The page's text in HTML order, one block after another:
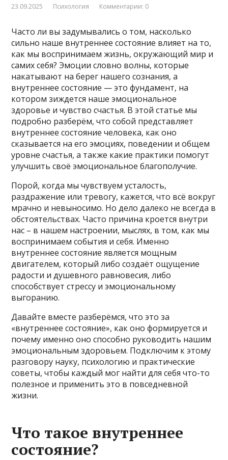
23.09.2025 Психология Комментарии: 0
Часто ли вы задумывались о том, насколько
сильно наше внутреннее состояние влияет на то,
как мы воспринимаем жизнь, окружающий мир и
самих себя? Эмоции словно волны, которые
накатывают на берег нашего сознания, а
внутреннее состояние — это фундамент, на
котором зиждется наше эмоциональное
здоровье и чувство счастья. В этой статье мы
подробно разберём, что собой представляет
внутреннее состояние человека, как оно
сказывается на его эмоциях, поведении и общем
уровне счастья, а также какие практики помогут
улучшить своё эмоциональное благополучие.
Порой, когда мы чувствуем усталость,
раздражение или тревогу, кажется, что всё вокруг
мрачно и невыносимо. Но дело далеко не всегда в
обстоятельствах. Часто причина кроется внутри
нас – в нашем настроении, мыслях, в том, как мы
воспринимаем события и себя. Именно
внутреннее состояние является мощным
двигателем, который либо создаёт ощущение
радости и душевного равновесия, либо
способствует стрессу и эмоциональному
выгоранию.
Давайте вместе разберёмся, что это за
«внутреннее состояние», как оно формируется и
почему именно оно способно руководить нашим
эмоциональным здоровьем. Подключим к этому
разговору науку, психологию и практические
советы, чтобы каждый мог найти для себя что-то
полезное и применить это в повседневной
жизни.
Что такое внутреннее
состояние?